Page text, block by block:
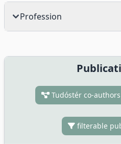
Profession
Tudóstér co-authors
filterable